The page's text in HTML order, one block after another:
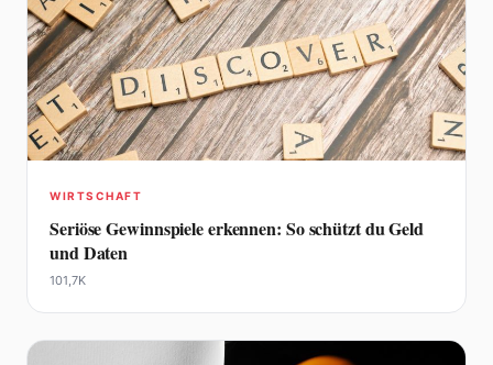
WIRTSCHAFT
Seriöse Gewinnspiele erkennen: So schützt du Geld
und Daten
101,7K